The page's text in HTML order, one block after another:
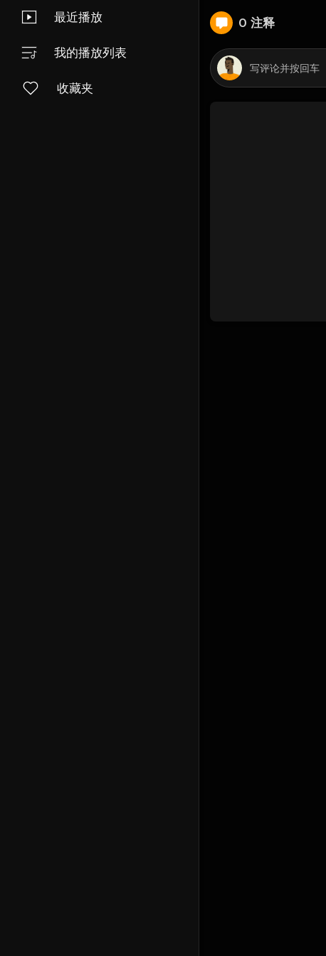
最近播放
我的播放列表
收藏夹
0 注释